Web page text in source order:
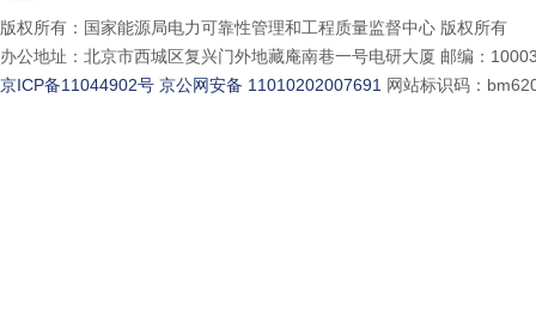
版权所有：国家能源局电力可靠性管理和工程质量监督中心 版权所有
办公地址：北京市西城区复兴门外地藏庵南巷一号电研大厦 邮编：
京ICP备11044902号 京公网安备 11010202007691 网站标识码：